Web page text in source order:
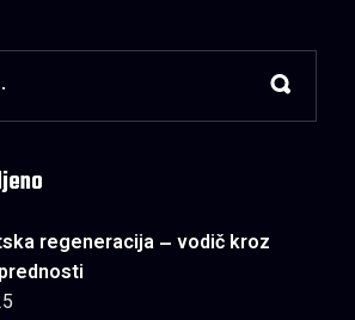
regeneracija – vodič kroz